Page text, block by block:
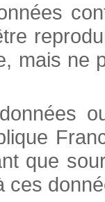
mais ne
que
ces